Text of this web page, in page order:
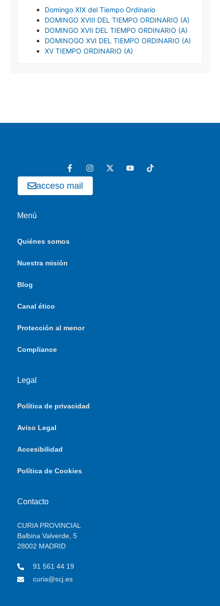
Domingo XIX del Tiempo Ordinario
DOMINGO XVIII DEL TIEMPO ORDINARIO (A)
DOMINGO XVII DEL TIEMPO ORDINARIO (A)
DOMINOGO XVI DEL TIEMPO ORDINARIO (A)
XV TIEMPO ORDINARIO (A)
acceso mail
Menú
Quiénes somos
Nuestra misión
Blog
Canal ético
Protección al menor
Compliance
Legal
Política de privacidad
Aviso Legal
Accesibilidad
Política de Cookies
Contacto
CURIA PROVINCIAL
Balbina Valverde, 5
28002 MADRID
91 561 44 19
curia@scj.es